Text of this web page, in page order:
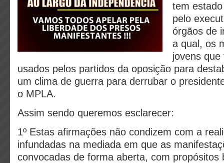
tem
pelo
órgãos de
a qual, os
jovens
usados pelos partidos da oposição para
um clima de guerra para derrubar o
o MPLA.
Assim sendo queremos esclarecer:
1º Estas afirmações não condizem com a
infundadas na mediada em que as
convocadas de forma aberta, com propósitos